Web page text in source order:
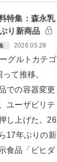
特集：森永乳
り新商品
2026.05.29
グルトカテゴ
て推移。
での容器変更
ユーザビリテ
し上げた。26
17年ぶりの新
食品「ビヒダ